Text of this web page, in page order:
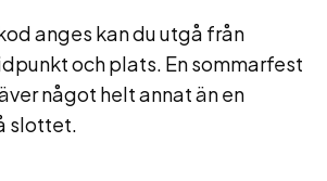
anges kan du utgå från
och plats. En sommarfest
något helt annat än en
slottet.